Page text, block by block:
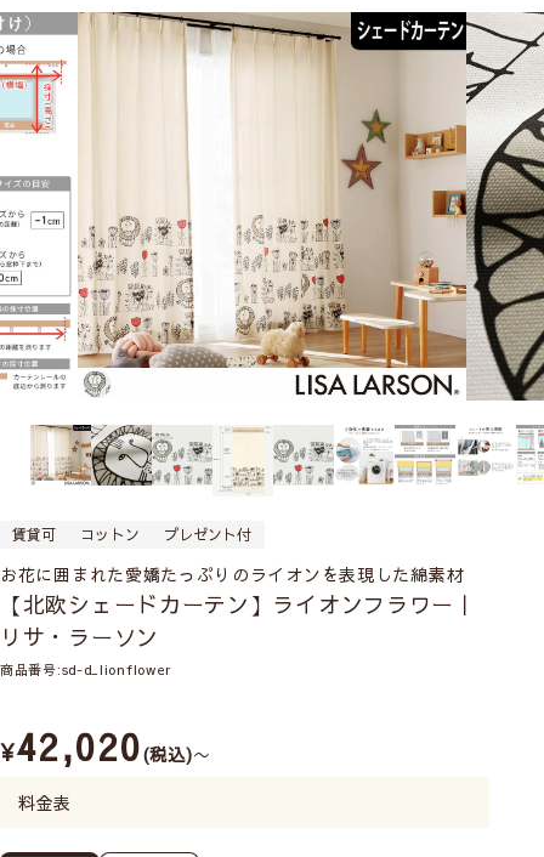
賃貸可 コットン プレゼント付
お花に囲まれた愛嬌たっぷりのライオンを表現した綿素材
【北欧シェードカーテン】ライオンフラワー｜
リサ・ラーソン
商品番号 sd-d_lionflower
¥42,020 税込 〜
料金表